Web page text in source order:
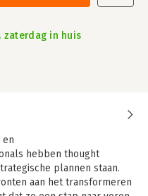
zaterdag in huis
hebben thought
plannen staan.
aan het transformeren